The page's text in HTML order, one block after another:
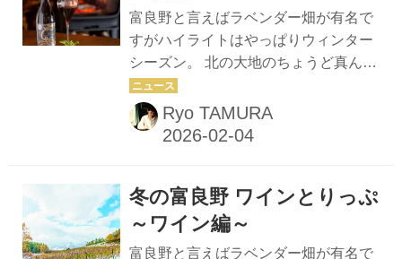
ーディネーターの資格も持つ。「楽
天」でのセレクトワイン販売「モッチ
ーワイン」が好評。 瀬川あずささん
「㈱食レコ」代表、ワインジャーナリ
スト。大学卒業後、施工会社の秘書を
務め、在職中に数多くの飲食店のシー
富良野と言えばラベンダー畑が有名で
すがハイライトはやっぱりウィンター
シーズン。 北の大地のちょうど真ん中
ふらっと富良野ワイン旅へ出かけまし
ょう。 冬の富良野 美味探訪～格式あ
るレストランからオーベルジュ、注目
～ 伝統的なワイン生産国と異なり、日
本ではワイン産地を訪れても、その土
Ryo TAMURA
冬の富良野 ワインとりっぷ
～ワイン編～
富良野と言えばラベンダー畑が有名で